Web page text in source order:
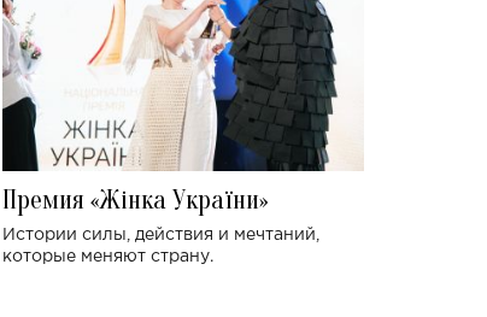
Премия «Жінка України»
Истории силы, действия и мечтаний,
которые меняют страну.